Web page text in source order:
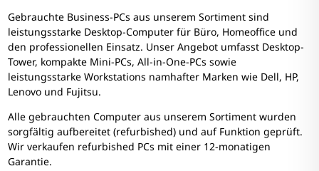
Gebrauchte Business-PCs aus unserem Sortiment sind
leistungsstarke Desktop-Computer für Büro, Homeoffice und
den professionellen Einsatz. Unser Angebot umfasst Desktop-
Tower, kompakte Mini-PCs, All-in-One-PCs sowie
leistungsstarke Workstations namhafter Marken wie Dell, HP,
Lenovo und Fujitsu.
Alle gebrauchten Computer aus unserem Sortiment wurden
sorgfältig aufbereitet (refurbished) und auf Funktion geprüft.
Wir verkaufen refurbished PCs mit einer 12-monatigen
Garantie.